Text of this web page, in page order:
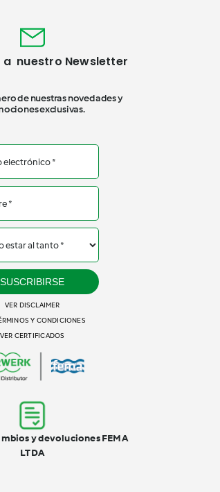
a nuestro Newsletter
de nuestras novedades y
exclusivas.
SUSCRIBIRSE
VER DISCLAIMER
Y CONDICIONES
VER CERTIFICADOS
y devoluciones FEMA
LTDA